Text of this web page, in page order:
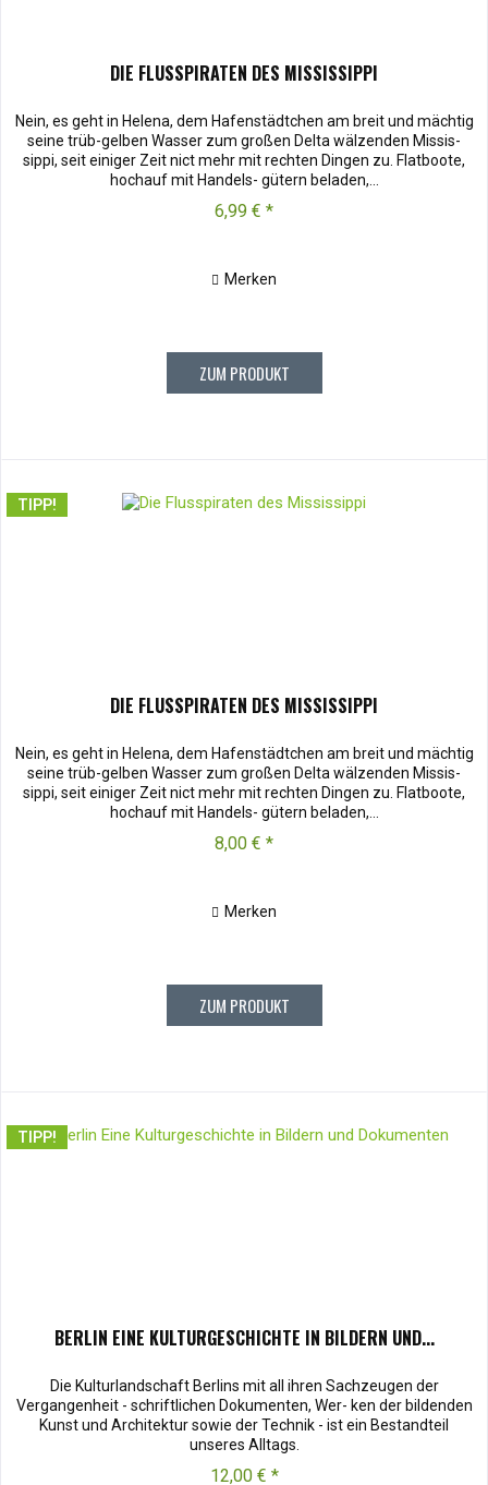
DIE FLUSSPIRATEN DES MISSISSIPPI
Nein, es geht in Helena, dem Hafenstädtchen am breit und mächtig
seine trüb-gelben Wasser zum großen Delta wälzenden Missis-
sippi, seit einiger Zeit nict mehr mit rechten Dingen zu. Flatboote,
hochauf mit Handels- gütern beladen,...
6,99 € *
Merken
ZUM PRODUKT
TIPP!
DIE FLUSSPIRATEN DES MISSISSIPPI
Nein, es geht in Helena, dem Hafenstädtchen am breit und mächtig
seine trüb-gelben Wasser zum großen Delta wälzenden Missis-
sippi, seit einiger Zeit nict mehr mit rechten Dingen zu. Flatboote,
hochauf mit Handels- gütern beladen,...
8,00 € *
Merken
ZUM PRODUKT
TIPP!
BERLIN EINE KULTURGESCHICHTE IN BILDERN UND...
Die Kulturlandschaft Berlins mit all ihren Sachzeugen der
Vergangenheit - schriftlichen Dokumenten, Wer- ken der bildenden
Kunst und Architektur sowie der Technik - ist ein Bestandteil
unseres Alltags.
12,00 € *